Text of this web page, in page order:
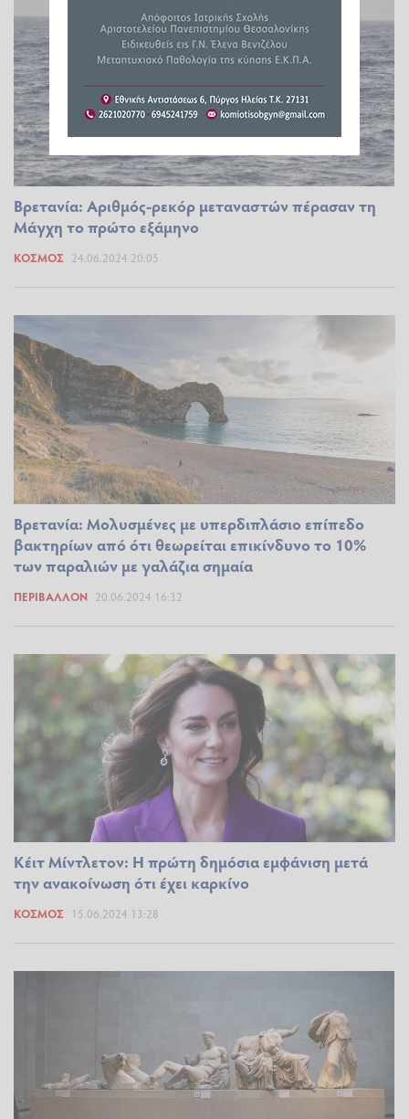
Βρετανία: Αριθμός-ρεκόρ μεταναστών πέρασαν τη
Μάγχη το πρώτο εξάμηνο
ΚΌΣΜΟΣ 24.06.2024 20:05
Βρετανία: Μολυσμένες με υπερδιπλάσιο επίπεδο
βακτηρίων από ότι θεωρείται επικίνδυνο το 10%
των παραλιών με γαλάζια σημαία
ΠΕΡΙΒΆΛΛΟΝ 20.06.2024 16:32
Κέιτ Μίντλετον: Η πρώτη δημόσια εμφάνιση μετά
την ανακοίνωση ότι έχει καρκίνο
ΚΌΣΜΟΣ 15.06.2024 13:28